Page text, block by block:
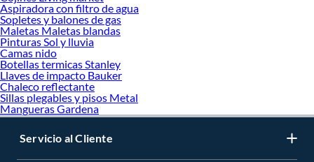
Aspiradora con filtro de agua
Sopletes y balones de gas
Maletas Maletas blandas
Pinturas Sol y lluvia
Camas nido
Botellas termicas Stanley
Llaves de impacto Bauker
Chaleco reflectante
Sillas plegables y pisos Metal
Mangueras Gardena
Servicio al Cliente